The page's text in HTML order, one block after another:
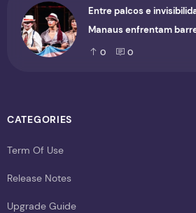
Entre palcos e
Manaus enfrentam
cenário cultural
0 0
CATEGORIES
Term Of Use
Release Notes
Upgrade Guide